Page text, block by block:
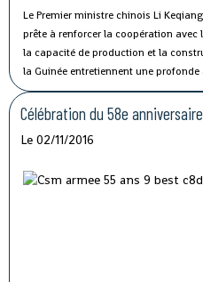
Le Premier ministre chinois Li
prête à renforcer la coopération avec
la capacité de production et la
la Guinée entretiennent une
politique solide et une coopération
rencontre avec le président guinéen
Célébration du 58e
Le 02/11/2016